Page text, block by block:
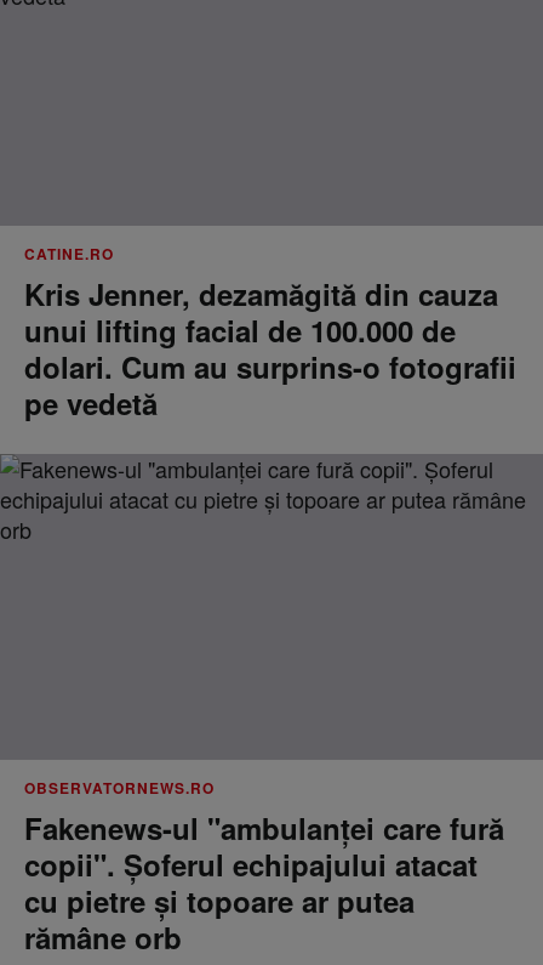
CATINE.RO
Kris Jenner, dezamăgită din cauza
unui lifting facial de 100.000 de
dolari. Cum au surprins-o fotografii
pe vedetă
OBSERVATORNEWS.RO
Fakenews-ul "ambulanţei care fură
copii". Şoferul echipajului atacat
cu pietre şi topoare ar putea
rămâne orb